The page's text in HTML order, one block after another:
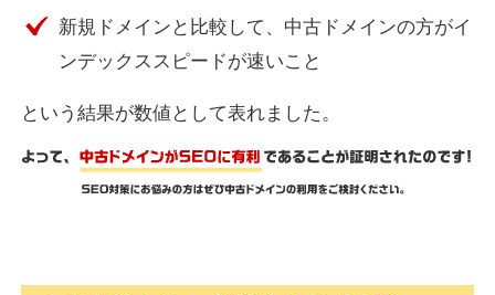
詳細を見る
10,800円 入札 0件
fukuoka-marathon.com
新規ドメインと比較して、中古ドメインの方がイ
ンデックススピードが速いこと
という結果が数値として表れました。